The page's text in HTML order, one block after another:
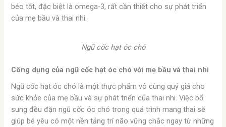
béo tốt, đặc biệt là omega-3, rất cần thiết cho sự phát triển
của mẹ bầu và thai nhi.
Ngũ cốc hạt óc chó
Công dụng của ngũ cốc hạt óc chó với mẹ bầu và thai nhi
Ngũ cốc hạt óc chó là một thực phẩm vô cùng quý giá cho
sức khỏe của mẹ bầu và sự phát triển của thai nhi. Việc bổ
sung đều đặn ngũ cốc óc chó trong quá trình mang thai sẽ
giúp bé yêu có một nền tảng trí não vững chắc ngay từ những